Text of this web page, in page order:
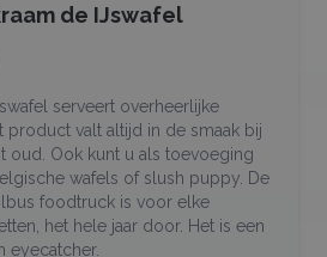
de IJswafel
serveert overheerlijke
product valt altijd in de smaak bij
oud. Ook kunt u als toevoeging
wafels of slush puppy. De
foodtruck is voor elke
het hele jaar door. Het is een
eyecatcher.